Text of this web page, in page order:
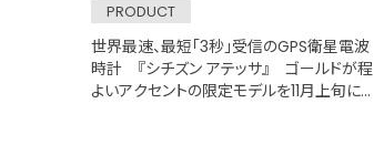
PRODUCT
世界最速、最短「3秒」受信のGPS衛星電波
時計 『シチズン アテッサ』 ゴールドが程
よいアクセントの限定モデルを11月上旬に発